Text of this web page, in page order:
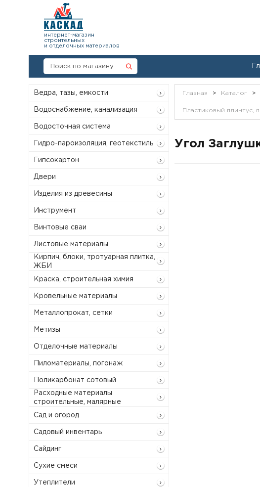
интернет-магазин
строительных
и отделочных материалов
Ведра, тазы, емкости
Водоснабжение, канализация
Водосточная система
Гидро-пароизоляция, геотекстиль
Гипсокартон
Двери
Изделия из древесины
Инструмент
Винтовые сваи
Листовые материалы
Кирпич, блоки, тротуарная плитка,
ЖБИ
Краска, строительная химия
Кровельные материалы
Металлопрокат, сетки
Метизы
Отделочные материалы
Пиломатериалы, погонаж
Поликарбонат сотовый
Расходные материалы
строительные, малярные
Сад и огород
Садовый инвентарь
Сайдинг
Сухие смеси
Утеплители
Главная > Каталог >
Пластиковый плинтус,
Угол